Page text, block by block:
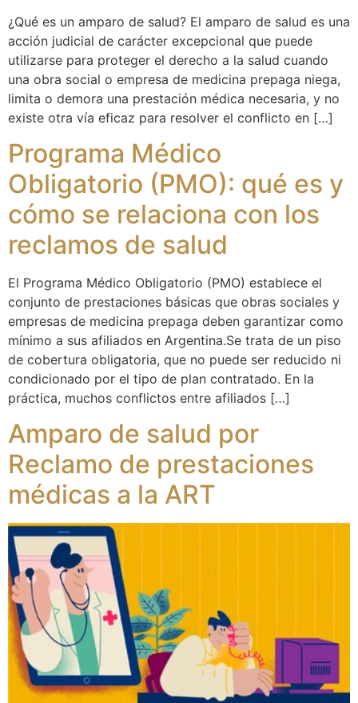
¿Qué es un amparo de salud? El amparo de salud es una
acción judicial de carácter excepcional que puede
utilizarse para proteger el derecho a la salud cuando
una obra social o empresa de medicina prepaga niega,
limita o demora una prestación médica necesaria, y no
existe otra vía eficaz para resolver el conflicto en […]
Programa Médico
Obligatorio (PMO): qué es y
cómo se relaciona con los
reclamos de salud
El Programa Médico Obligatorio (PMO) establece el
conjunto de prestaciones básicas que obras sociales y
empresas de medicina prepaga deben garantizar como
mínimo a sus afiliados en Argentina.Se trata de un piso
de cobertura obligatoria, que no puede ser reducido ni
condicionado por el tipo de plan contratado. En la
práctica, muchos conflictos entre afiliados […]
Amparo de salud por
Reclamo de prestaciones
médicas a la ART